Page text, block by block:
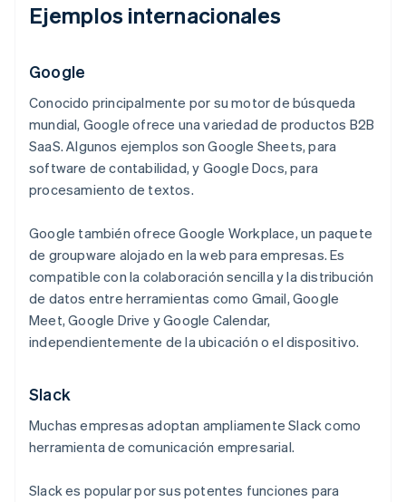
Ejemplos internacionales
Google
Conocido principalmente por su motor de búsqueda
mundial, Google ofrece una variedad de productos B2B
SaaS. Algunos ejemplos son Google Sheets, para
software de contabilidad, y Google Docs, para
procesamiento de textos.
Google también ofrece Google Workplace, un paquete
de groupware alojado en la web para empresas. Es
compatible con la colaboración sencilla y la distribución
de datos entre herramientas como Gmail, Google
Meet, Google Drive y Google Calendar,
independientemente de la ubicación o el dispositivo.
Slack
Muchas empresas adoptan ampliamente Slack como
herramienta de comunicación empresarial.
Slack es popular por sus potentes funciones para